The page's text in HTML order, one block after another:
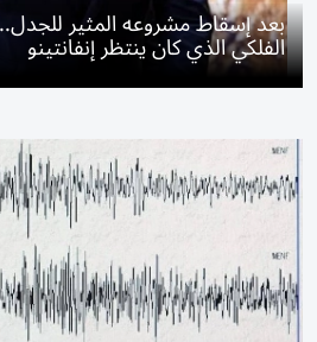
بعد إسقاط مشروعه المثير
الفلكي الذي كان ينتظر إنفانتينو